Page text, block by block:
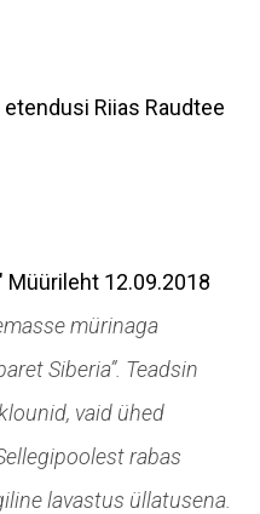
etendusi Riias Raudtee
Müürileht 12.09.2018
mürinaga
Siberia”. Teadsin
vaid ühed
rabas
lavastus üllatusena.